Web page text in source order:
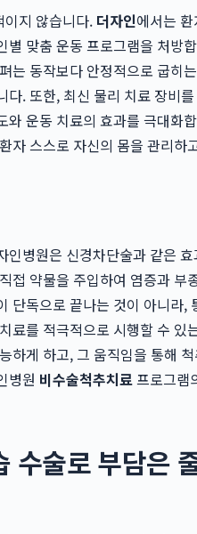
지 않습니다. 더자인에서는
맞춤 운동 프로그램을 처방
는 동작보다 안정적으로 굽히
. 또한, 최신 물리 치료 장비
운동 치료의 효과를 극대화
자 스스로 자신의 몸을 관리하
병원은 신경차단술과 같은 효
접 약물을 주입하여 염증과 부
단독으로 끝나는 것이 아니라,
료를 적극적으로 시행할 수 있
하게 하고, 그 움직임을 통해
병원 비수술척추치료프로그램
수술로 부담은